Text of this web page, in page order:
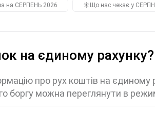
на СЕРПЕНЬ 2026 ☀️Що нас чекає у
на єдиному рахунку?
про рух коштів на
боргу можна переглянути в